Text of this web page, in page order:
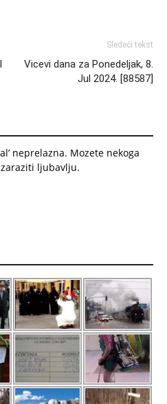
Sledeći tekst
Vicevi dana za Ponedeljak, 8.
Jul 2024. [88587]
neprelazna. Mozete nekoga
ljubavlju.